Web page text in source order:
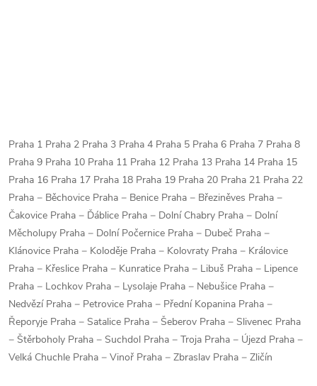
Praha 1 Praha 2 Praha 3 Praha 4 Praha 5 Praha 6 Praha 7 Praha 8
Praha 9 Praha 10 Praha 11 Praha 12 Praha 13 Praha 14 Praha 15
Praha 16 Praha 17 Praha 18 Praha 19 Praha 20 Praha 21 Praha 22
Praha − Běchovice Praha − Benice Praha − Březiněves Praha −
Čakovice Praha − Ďáblice Praha − Dolní Chabry Praha − Dolní
Měcholupy Praha − Dolní Počernice Praha − Dubeč Praha −
Klánovice Praha − Koloděje Praha − Kolovraty Praha − Královice
Praha − Křeslice Praha − Kunratice Praha − Libuš Praha − Lipence
Praha − Lochkov Praha − Lysolaje Praha − Nebušice Praha −
Nedvězí Praha − Petrovice Praha − Přední Kopanina Praha −
Řeporyje Praha − Satalice Praha − Šeberov Praha − Slivenec Praha
− Štěrboholy Praha − Suchdol Praha − Troja Praha − Újezd Praha −
Velká Chuchle Praha − Vinoř Praha − Zbraslav Praha − Zličín